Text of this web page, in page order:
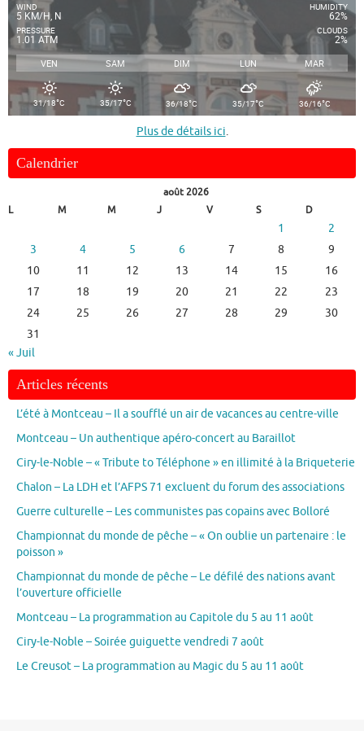
WIND
5 KM/H, N
PRESSURE
1.01 ATM
HUMIDITY
62%
CLOUDS
2%
VEN SAM DIM LUN MAR
31/18°C 35/17°C 36/18°C 35/17°C 36/16°C
Plus de détails ici.
Calendrier
août 2026
L
M M J V S D
1
2
3
4 5 6 7 8
9
10
11 12 13 14 15
16
17
18 19 20 21 22
23
24
25 26 27 28 29
30
31
« Juil
Articles récents
L’été à Montceau – Il a soufflé un air de vacances au centre-ville
Montceau – Un authentique apéro-concert au Baraillot
Ciry-le-Noble – « Tribute to Téléphone » en illimité à la Briqueterie
Chalon – La LDH et l’AFPS 71 excluent du forum des associations
Guerre culturelle – Les communistes pas copains avec Bolloré
Championnat du monde de pêche – « On oublie un partenaire : le
poisson »
Championnat du monde de pêche – Le défilé des nations avant
l’ouverture officielle
Montceau – La programmation au Capitole du 5 au 11 août
Ciry-le-Noble – Soirée guiguette vendredi 7 août
Le Creusot – La programmation au Magic du 5 au 11 août